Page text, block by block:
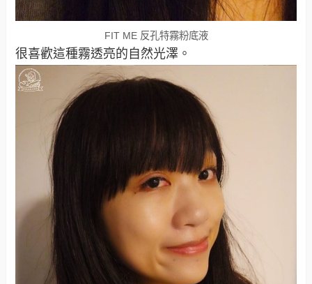
FIT ME 反孔特霧粉底液
很喜歡這種霧透亮的自然光澤。